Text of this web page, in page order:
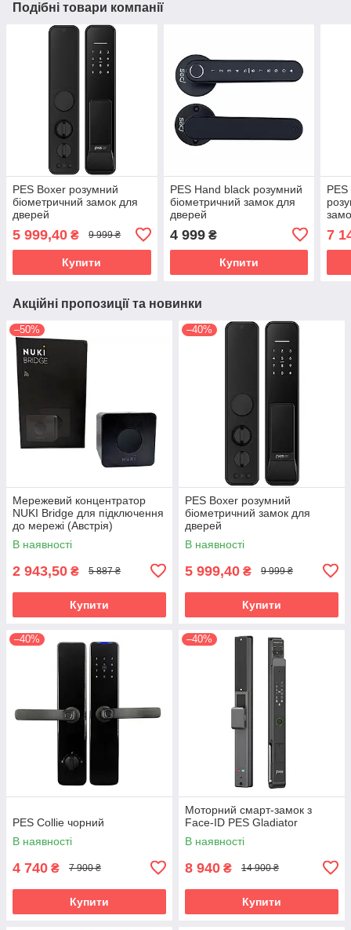
Подібні товари компанії
PES Boxer розумний
біометричний замок для
дверей
5 999,40 ₴ 9 999 ₴
Купити
PES Hand black розумний
біометричний замок для
дверей
4 999₴
Купити
7
Акційні пропозиції та новинки
–50%
Мережевий концентратор
NUKI Bridge для підключення
до мережі (Австрія)
В наявності
2 943,50 ₴ 5 887 ₴
Купити
–40%
PES Boxer розумний
біометричний замок для
дверей
В наявності
5 999,40 ₴ 9 999 ₴
Купити
–40%
PES Collie чорний
В наявності
4 740 ₴ 7 900 ₴
Купити
–40%
Моторний смарт-замок з
Face-ID PES Gladiator
В наявності
8 940 ₴ 14 900 ₴
Купити